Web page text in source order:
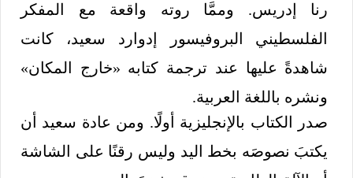
رنا إدريس. وممَّا روته واقعة مع المفكر
الفلسطيني البروفيسور إدوارد سعيد، كانت
شاهدةً عليها عند ترجمة كتابه «خارج المكان»
ونشره باللغة العربية.
صدر الكتاب بالإنجليزية أولًا. ومن عادة سعيد أن
يكتبَ نصوصَه بخط اليد وليس رقنًا على الشاشة